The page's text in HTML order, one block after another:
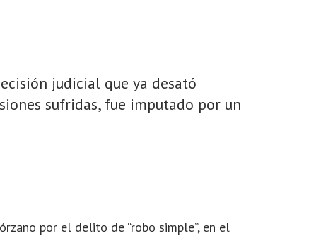
judicial que ya desató
sufridas, fue imputado por un
por el delito de “robo simple”, en el